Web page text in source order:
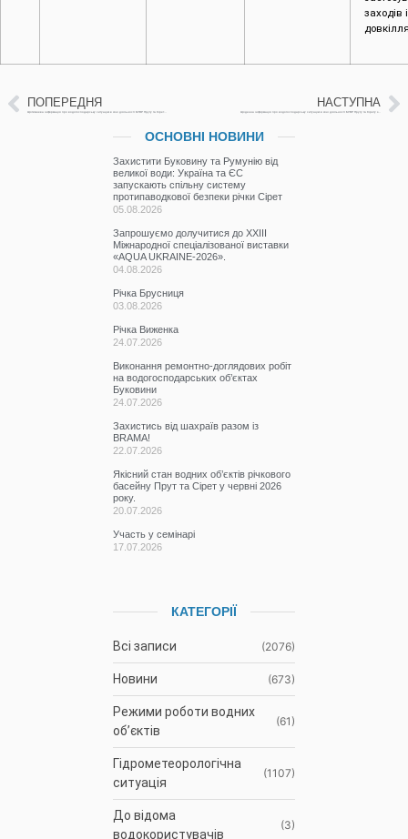
заходів
ПОПЕРЕДНЯ НАСТУПНА
Щоденна інформація про водогосподарську ситуацію в зоні діяльності БУВР Пруту та Сірету за 29 листопада 2023 р.
ОСНОВНІ НОВИНИ
Захистити Буковину та Румунію від
великої води: Україна та ЄС
запускають спільну систему
протипаводкової безпеки річки Сірет
05.08.2026
Запрошуємо долучитися до ХХІІІ
Міжнародної спеціалізованої виставки
«AQUA UKRAINE-2026».
04.08.2026
Річка Брусниця
03.08.2026
Річка Виженка
24.07.2026
Виконання ремонтно-доглядових робіт
на водогосподарських об’єктах
Буковини
24.07.2026
Захистись від шахраїв разом із
BRAMA!
22.07.2026
Якісний стан водних об’єктів річкового
басейну Прут та Сірет у червні 2026
року.
20.07.2026
Участь у семінарі
17.07.2026
КАТЕГОРІЇ
Всі записи (2076)
Новини (673)
Режими роботи водних
об’єктів
(61)
Гідрометеорологічна
ситуація
(1107)
До відома
водокористувачів
(3)